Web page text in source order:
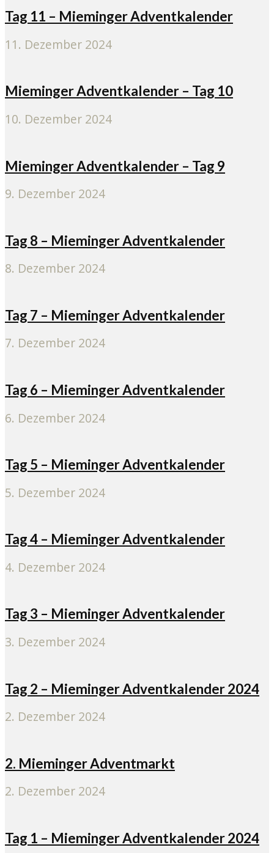
Tag 11 – Mieminger Adventkalender
11. Dezember 2024
Mieminger Adventkalender – Tag 10
10. Dezember 2024
Mieminger Adventkalender – Tag 9
9. Dezember 2024
Tag 8 – Mieminger Adventkalender
8. Dezember 2024
Tag 7 – Mieminger Adventkalender
7. Dezember 2024
Tag 6 – Mieminger Adventkalender
6. Dezember 2024
Tag 5 – Mieminger Adventkalender
5. Dezember 2024
Tag 4 – Mieminger Adventkalender
4. Dezember 2024
Tag 3 – Mieminger Adventkalender
3. Dezember 2024
Tag 2 – Mieminger Adventkalender 2024
2. Dezember 2024
2. Mieminger Adventmarkt
2. Dezember 2024
Tag 1 – Mieminger Adventkalender 2024